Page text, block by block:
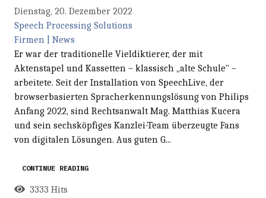
Dienstag, 20. Dezember 2022
Speech Processing Solutions
Firmen | News
Er war der traditionelle Vieldiktierer, der mit
Aktenstapel und Kassetten – klassisch „alte Schule" –
arbeitete. Seit der Installation von SpeechLive, der
browserbasierten Spracherkennungslösung von Philips
Anfang 2022, sind Rechtsanwalt Mag. Matthias Kucera
und sein sechsköpfiges Kanzlei-Team überzeugte Fans
von digitalen Lösungen. Aus guten G...
CONTINUE READING
3333 Hits